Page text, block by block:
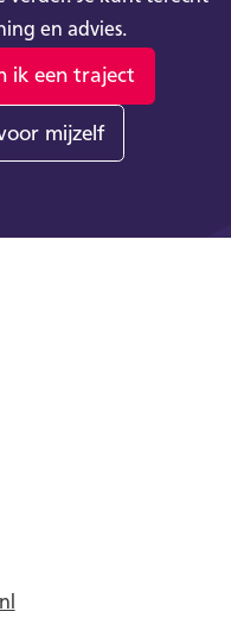
en advies.
ik een traject
mijzelf